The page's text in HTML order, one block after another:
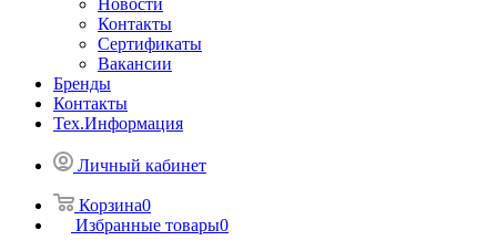
Новости
Контакты
Сертификаты
Вакансии
Бренды
Контакты
Тех.Информация
Личный кабинет
Корзина0
Избранные товары0